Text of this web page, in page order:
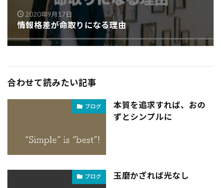
2020年9月17日
情報格差が命取りになる理由
合わせて読みたい記事
ブログ
本質を追求すれば、おの
ずとシンプルに
ブログ 玉磨かざれば光なし